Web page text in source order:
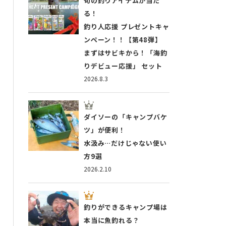
2026.8.3
る！
釣り人応援 プレゼントキャ
ンペーン！！【第48弾】
まずはサビキから！「海釣
りデビュー応援」 セット
2026.2.10
ダイソーの「キャンプバケ
ツ」が便利！
水汲み…だけじゃない使い
方9選
釣りができるキャンプ場は
本当に魚釣れる？